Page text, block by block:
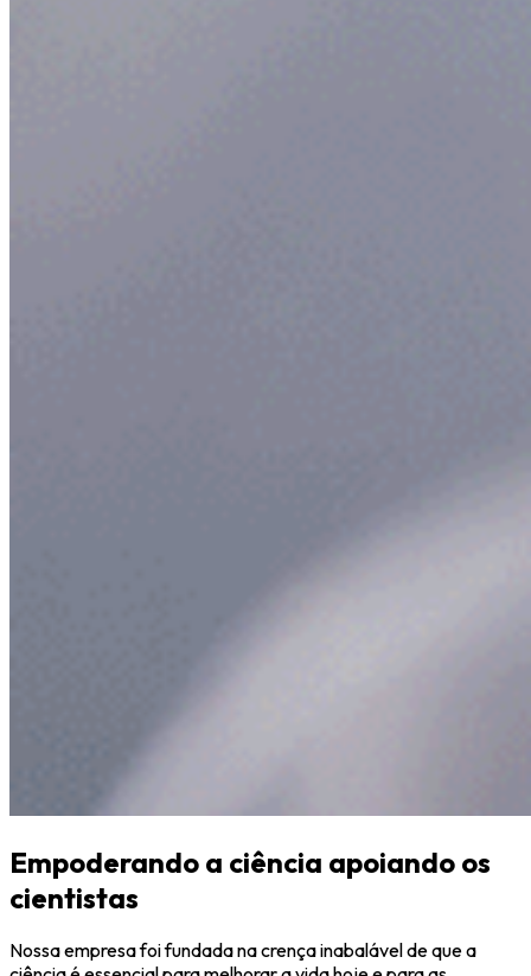
Empoderando a ciência apoiando os
cientistas
Nossa empresa foi fundada na crença inabalável de que a